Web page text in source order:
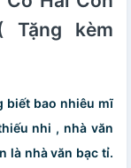
Tặng kèm
biết bao nhiêu mĩ
nhi , nhà văn
là nhà văn bạc tỉ.